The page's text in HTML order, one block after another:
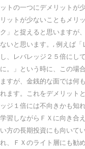
ットの一つにデメリットが
リットが少ないこともメリ
ク」と捉えると思いますが
ないと思います。, 例えば
し、レバレッジ２５倍にし
に。」という時に、この場
ますが、金銭的な面では何
れます。これをデメリット
ッジ１倍には不向きかも知
学習しながらＦＸに向き合
い方の長期投資にも向いて
れ、ＦＸのライト層にも勧